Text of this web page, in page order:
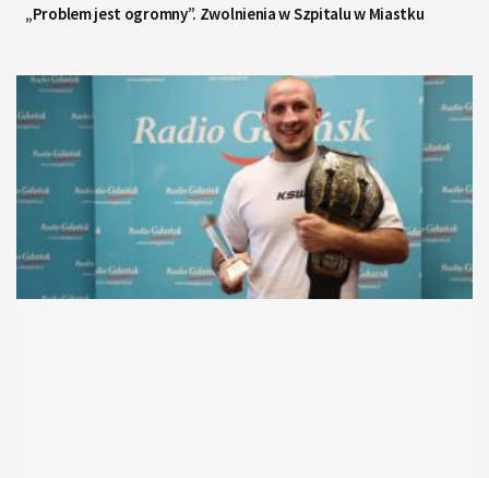
„Problem jest ogromny”. Zwolnienia w Szpitalu w Miastku